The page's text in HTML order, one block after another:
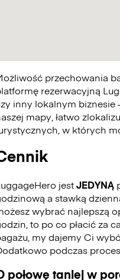
przechowania
rezerwacyjną
inny lokalnym biznesie
mapy, łatwo
w których
jestJEDYNĄ
a stawką
wybrać najlepszą
to po co płacić za
my dajemy Ci
podczas
połowę taniej w